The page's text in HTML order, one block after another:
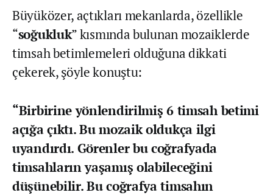
Büyüközer, açtıkları mekanlarda, özellikle
“soğukluk” kısmında bulunan mozaiklerde
timsah betimlemeleri olduğuna dikkati
çekerek, şöyle konuştu:
“Birbirine yönlendirilmiş 6 timsah betimi
açığa çıktı. Bu mozaik oldukça ilgi
uyandırdı. Görenler bu coğrafyada
timsahların yaşamış olabileceğini
düşünebilir. Bu coğrafya timsahın